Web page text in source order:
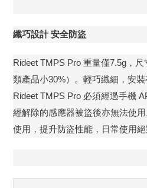
纖巧設計 安全防盜
Rideet TMPS Pro 重量僅7.5g，
類產品小30%）。輕巧纖細，安裝
Rideet TMPS Pro 必須經過手機
經解除的感應器被盜後亦無法使
使用，提升防盜性能，日常使用絕